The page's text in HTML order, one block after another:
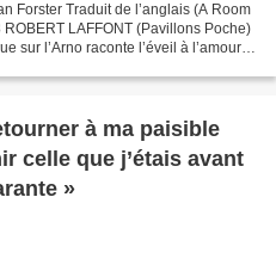
Forster Traduit de l’anglais (A Room
LAFFONT (Pavillons Poche)
sur l’Arno raconte l’éveil à l’amour
à ma paisible
celle que j’étais avant
»